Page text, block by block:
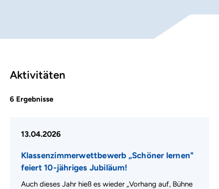
Aktivitäten
6 Ergebnisse
13.04.2026
Klassenzimmerwettbewerb „Schöner lernen"
feiert 10-jähriges Jubiläum!
Auch dieses Jahr hieß es wieder „Vorhang auf, Bühne